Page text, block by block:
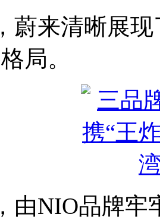
蔚来清晰展
局。
由NIO品牌牢